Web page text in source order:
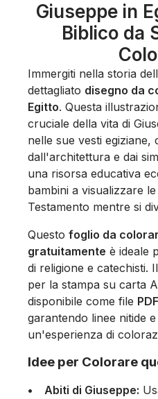
Giuseppe in
Biblico da
Immergiti nella storia
dettagliato disegno da
Egitto. Questa
cruciale della vita di
nelle sue vesti egiziane,
dall'architettura e dai
una risorsa educativa
bambini a visualizzare
Testamento mentre si
Questo foglio da
gratuitamente è ideale
di religione e catechisti.
per la stampa su carta
disponibile come file
garantendo linee nitide
un'esperienza di
Idee per Colorare
Abiti di Giuseppe: